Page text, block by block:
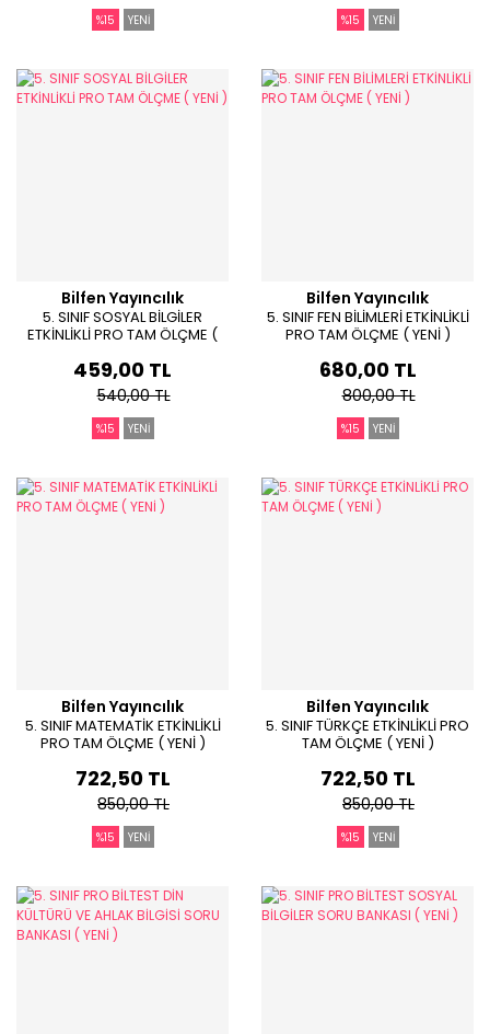
%15 YENİ %15 YENİ
Bilfen Yayıncılık
5. SINIF SOSYAL BİLGİLER
ETKİNLİKLİ PRO TAM ÖLÇME (
459,00 TL
540,00 TL
%15 YENİ
Bilfen Yayıncılık
5. SINIF FEN BİLİMLERİ ETKİNLİKLİ
PRO TAM ÖLÇME ( YENİ )
680,00 TL
800,00 TL
%15 YENİ
Bilfen Yayıncılık
5. SINIF MATEMATİK ETKİNLİKLİ
PRO TAM ÖLÇME ( YENİ )
722,50 TL
850,00 TL
%15 YENİ
Bilfen Yayıncılık
5. SINIF TÜRKÇE ETKİNLİKLİ PRO
TAM ÖLÇME ( YENİ )
722,50 TL
850,00 TL
%15 YENİ